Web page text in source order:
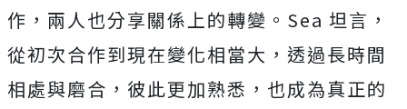
作，兩人也分享關係上的轉變。 Sea 坦言，
從初次合作到現在變化相當大，透過長時間
相處與磨合， 彼此更加熟悉，也成為真正的